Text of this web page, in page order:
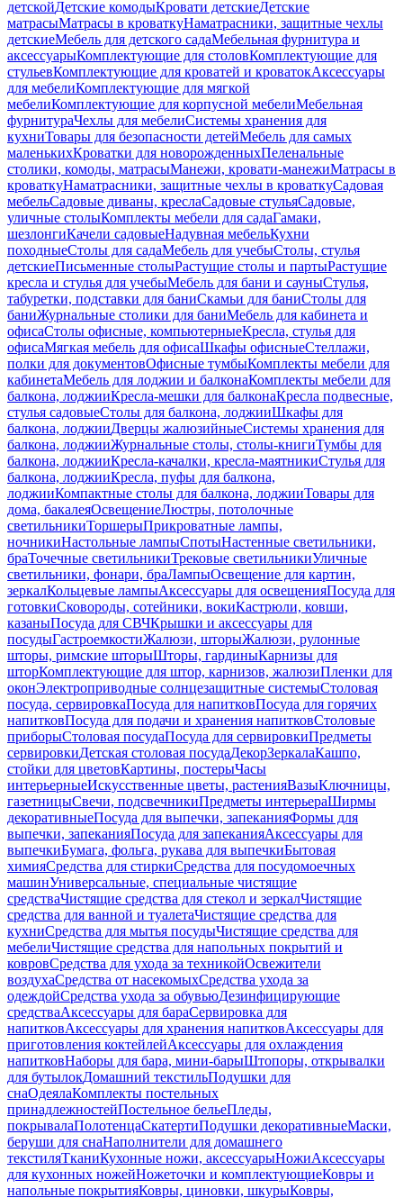
детскойДетские комодыКровати детскиеДетские
матрасыМатрасы в кроваткуНаматрасники, защитные чехлы
детскиеМебель для детского садаМебельная фурнитура и
аксессуарыКомплектующие для столовКомплектующие для
стульевКомплектующие для кроватей и кроватокАксессуары
для мебелиКомплектующие для мягкой
мебелиКомплектующие для корпусной мебелиМебельная
фурнитураЧехлы для мебелиСистемы хранения для
кухниТовары для безопасности детейМебель для самых
маленькихКроватки для новорожденныхПеленальные
столики, комоды, матрасыМанежи, кровати-манежиМатрасы в
кроваткуНаматрасники, защитные чехлы в кроваткуСадовая
мебельСадовые диваны, креслаСадовые стульяСадовые,
уличные столыКомплекты мебели для садаГамаки,
шезлонгиКачели садовыеНадувная мебельКухни
походныеСтолы для садаМебель для учебыСтолы, стулья
детскиеПисьменные столыРастущие столы и партыРастущие
кресла и стулья для учебыМебель для бани и сауныСтулья,
табуретки, подставки для баниСкамьи для баниСтолы для
баниЖурнальные столики для баниМебель для кабинета и
офисаСтолы офисные, компьютерныеКресла, стулья для
офисаМягкая мебель для офисаШкафы офисныеСтеллажи,
полки для документовОфисные тумбыКомплекты мебели для
кабинетаМебель для лоджии и балконаКомплекты мебели для
балкона, лоджииКресла-мешки для балконаКресла подвесные,
стулья садовыеСтолы для балкона, лоджииШкафы для
балкона, лоджииДверцы жалюзийныеСистемы хранения для
балкона, лоджииЖурнальные столы, столы-книгиТумбы для
балкона, лоджииКресла-качалки, кресла-маятникиСтулья для
балкона, лоджииКресла, пуфы для балкона,
лоджииКомпактные столы для балкона, лоджииТовары для
дома, бакалеяОсвещениеЛюстры, потолочные
светильникиТоршерыПрикроватные лампы,
ночникиНастольные лампыСпотыНастенные светильники,
браТочечные светильникиТрековые светильникиУличные
светильники, фонари, браЛампыОсвещение для картин,
зеркалКольцевые лампыАксессуары для освещенияПосуда для
готовкиСковороды, сотейники, вокиКастрюли, ковши,
казаныПосуда для СВЧКрышки и аксессуары для
посудыГастроемкостиЖалюзи, шторыЖалюзи, рулонные
шторы, римские шторыШторы, гардиныКарнизы для
шторКомплектующие для штор, карнизов, жалюзиПленки для
оконЭлектроприводные солнцезащитные системыСтоловая
посуда, сервировкаПосуда для напитковПосуда для горячих
напитковПосуда для подачи и хранения напитковСтоловые
приборыСтоловая посудаПосуда для сервировкиПредметы
сервировкиДетская столовая посудаДекорЗеркалаКашпо,
стойки для цветовКартины, постерыЧасы
интерьерныеИскусственные цветы, растенияВазыКлючницы,
газетницыСвечи, подсвечникиПредметы интерьераШирмы
декоративныеПосуда для выпечки, запеканияФормы для
выпечки, запеканияПосуда для запеканияАксессуары для
выпечкиБумага, фольга, рукава для выпечкиБытовая
химияСредства для стиркиСредства для посудомоечных
машинУниверсальные, специальные чистящие
средстваЧистящие средства для стекол и зеркалЧистящие
средства для ванной и туалетаЧистящие средства для
кухниСредства для мытья посудыЧистящие средства для
мебелиЧистящие средства для напольных покрытий и
ковровСредства для ухода за техникойОсвежители
воздухаСредства от насекомыхСредства ухода за
одеждойСредства ухода за обувьюДезинфицирующие
средстваАксессуары для бараСервировка для
напитковАксессуары для хранения напитковАксессуары для
приготовления коктейлейАксессуары для охлаждения
напитковНаборы для бара, мини-барыШтопоры, открывалки
для бутылокДомашний текстильПодушки для
снаОдеялаКомплекты постельных
принадлежностейПостельное бельеПледы,
покрывалаПолотенцаСкатертиПодушки декоративныеМаски,
беруши для снаНаполнители для домашнего
текстиляТканиКухонные ножи, аксессуарыНожиАксессуары
для кухонных ножейНожеточки и комплектующиеКовры и
напольные покрытияКовры, циновки, шкурыКовры,